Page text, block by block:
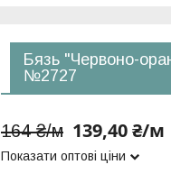
Бязь "Червоно-
№2727
164 ₴/м 139,40 ₴/м
Показати оптові ціни